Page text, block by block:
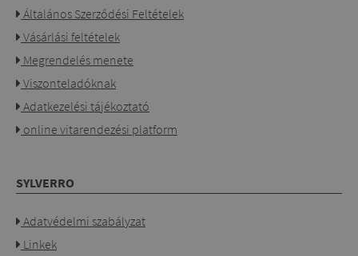
Általános Szerződési Feltételek
Vásárlási feltételek
Megrendelés menete
Viszonteladóknak
Adatkezelési tájékoztató
online vitarendezési platform
SYLVERRO
Adatvédelmi szabályzat
Linkek